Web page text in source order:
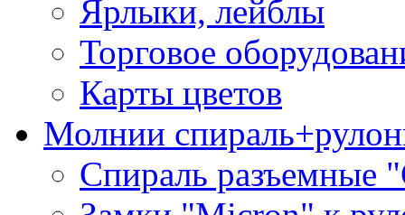
Ярлыки, лейблы
Торговое
Карты цветов
Молнии
Спираль разъемные